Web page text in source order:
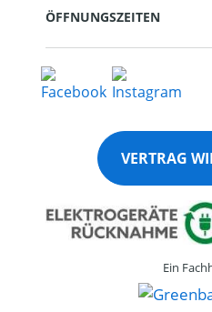
ÖFFNUNGSZEITEN
VERTRAG
Ein